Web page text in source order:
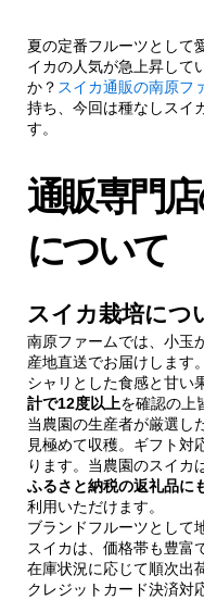
夏の定番フルーツとして
イカの人気が急上昇して
か？ スイカ通販の南原フ
持ち、今回は種なしスイ
す。
通販専門
について
スイカ栽培につ
南原ファームでは、小玉
産地直送でお届けします
シャリとした食感と甘い
計で12度以上を確認の上
当農園の生産者が厳選し
見極めて収穫。ギフト対
ります。当農園のスイカ
ふるさと納税の返礼品に
利用いただけます。
ブランドフルーツとして
スイカは、価格帯も豊富
在庫状況に応じて順次出
クレジットカード決済対